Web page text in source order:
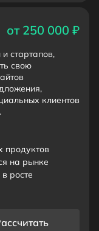
от 250 000 ₽
стартапов,
свою
клиентов
продуктов
на рынке
росте